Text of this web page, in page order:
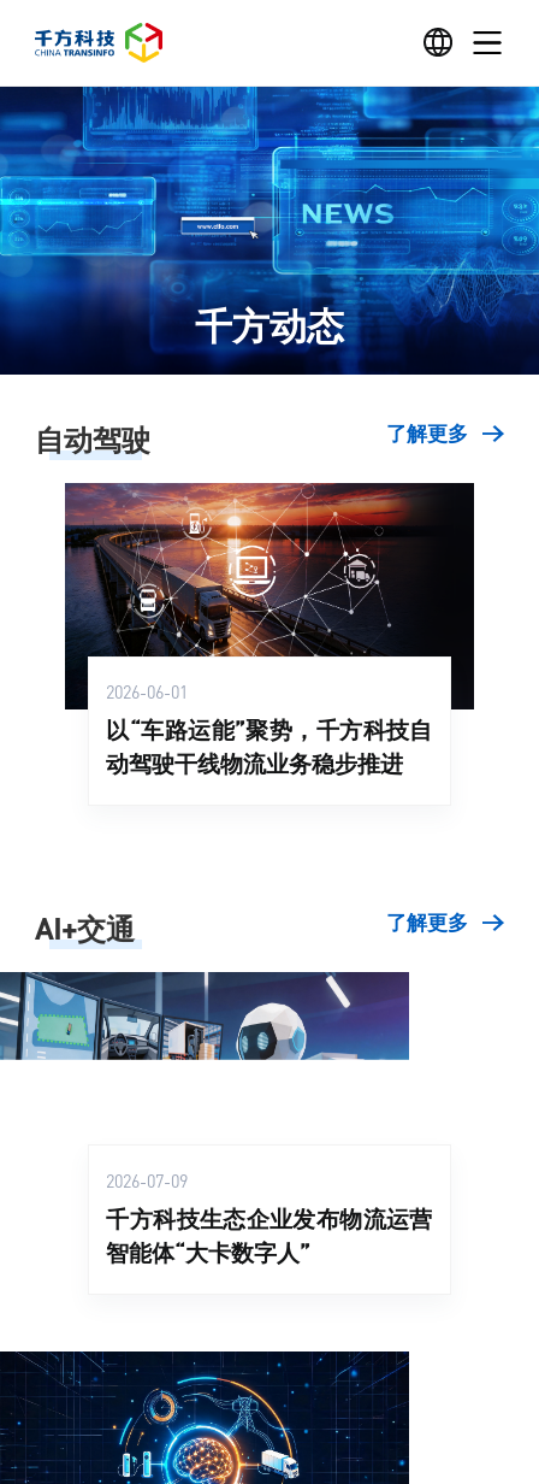
千方动态
自动驾驶 了解更多
2026-06-01
以“车路运能”聚势，千方科技自
动驾驶干线物流业务稳步推进
AI+交通 了解更多
2026-07-09
千方科技生态企业发布物流运营
智能体“大卡数字人”